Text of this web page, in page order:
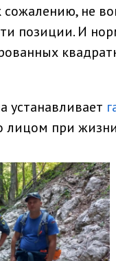
сожалению, не
позиции. И
устанавливает
лицом при